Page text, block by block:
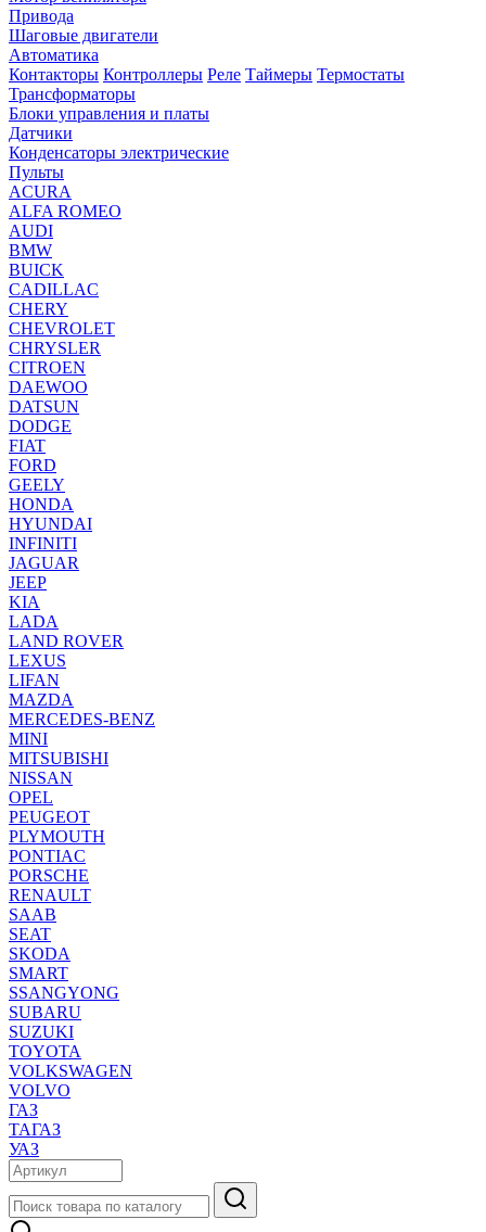
Привода
Шаговые двигатели
Автоматика
Контакторы Контроллеры Реле Таймеры Термостаты
Трансформаторы
Блоки управления и платы
Датчики
Конденсаторы электрические
Пульты
ACURA
ALFA ROMEO
AUDI
BMW
BUICK
CADILLAC
CHERY
CHEVROLET
CHRYSLER
CITROEN
DAEWOO
DATSUN
DODGE
FIAT
FORD
GEELY
HONDA
HYUNDAI
INFINITI
JAGUAR
JEEP
KIA
LADA
LAND ROVER
LEXUS
LIFAN
MAZDA
MERCEDES-BENZ
MINI
MITSUBISHI
NISSAN
OPEL
PEUGEOT
PLYMOUTH
PONTIAC
PORSCHE
RENAULT
SAAB
SEAT
SKODA
SMART
SSANGYONG
SUBARU
SUZUKI
TOYOTA
VOLKSWAGEN
VOLVO
ГАЗ
ТАГАЗ
УАЗ